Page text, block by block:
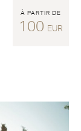
À PARTIR DE
100 EUR